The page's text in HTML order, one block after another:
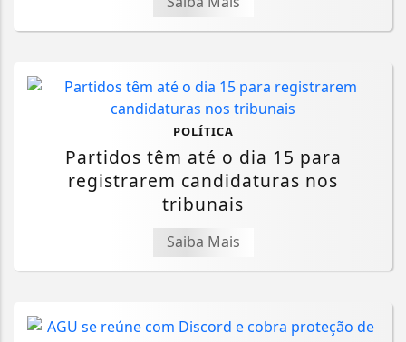
POLÍTICA
Partidos têm até o dia 15 para
registrarem candidaturas nos
tribunais
Saiba Mais